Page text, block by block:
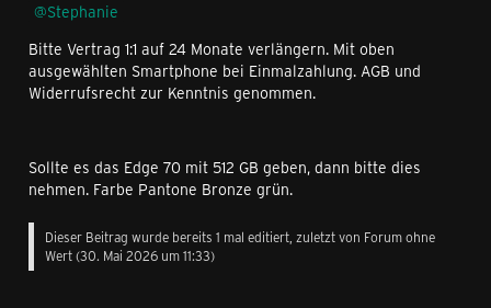
Stephanie
Bitte Vertrag 1:1 auf 24 Monate verlängern. Mit oben
ausgewählten Smartphone bei Einmalzahlung. AGB und
Widerrufsrecht zur Kenntnis genommen.
Sollte es das Edge 70 mit 512 GB geben, dann bitte dies
nehmen. Farbe Pantone Bronze grün.
Dieser Beitrag wurde bereits 1 mal editiert, zuletzt von Forum ohne
Wert (30. Mai 2026 um 11:33)